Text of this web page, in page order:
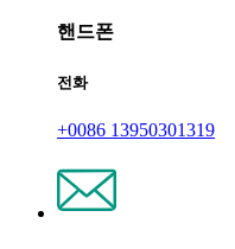
핸드폰
전화
+0086 13950301319